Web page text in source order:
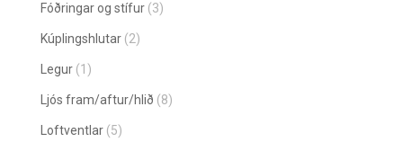
Fóðringar og stífur (3)
Kúplingshlutar (2)
Legur (1)
Ljós fram/aftur/hlið (8)
Loftventlar (5)